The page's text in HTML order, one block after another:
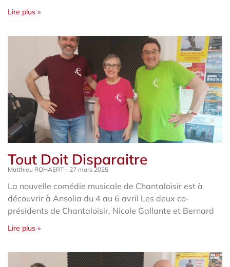
Lire plus »
Tout Doit Disparaitre
Matthieu ROHAERT 27 mars 2025
La nouvelle comédie musicale de Chantaloisir est à
découvrir à Ansolia du 4 au 6 avril Les deux co-
présidents de Chantaloisir, Nicole Gallante et Bernard
Lire plus »